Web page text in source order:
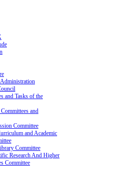
and Tasks of the
and
Committee
and Academic
Committee
Research And Higher
Committee